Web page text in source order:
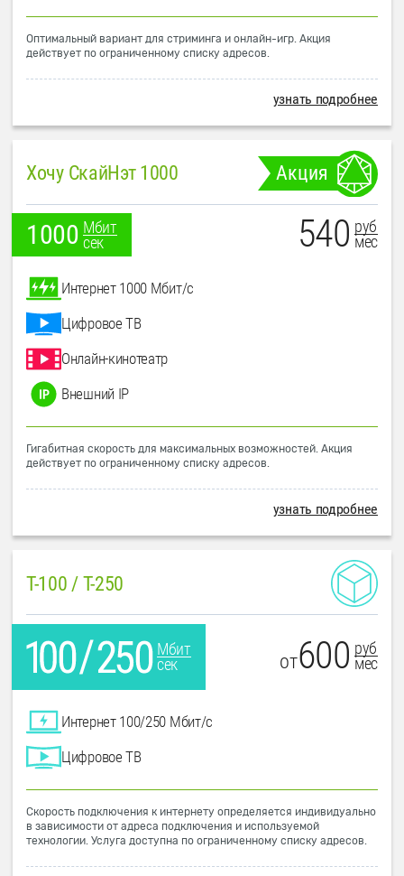
Оптимальный вариант для стриминга и онлайн-игр. Акция
действует по ограниченному списку адресов.
узнать подробнее
Хочу СкайНэт 1000 Акция
1000 Мбит
сек
540 руб
мес
Интернет 1000 Мбит/с
Цифровое ТВ
Онлайн-кинотеатр
Внешний IP
Гигабитная скорость для максимальных возможностей. Акция
действует по ограниченному списку адресов.
узнать подробнее
T-100 / T-250
Мбит
сек
от600 руб
мес
Интернет 100/250 Мбит/с
Цифровое ТВ
Скорость подключения к интернету определяется индивидуально
в зависимости от адреса подключения и используемой
технологии. Услуга доступна по ограниченному списку адресов.